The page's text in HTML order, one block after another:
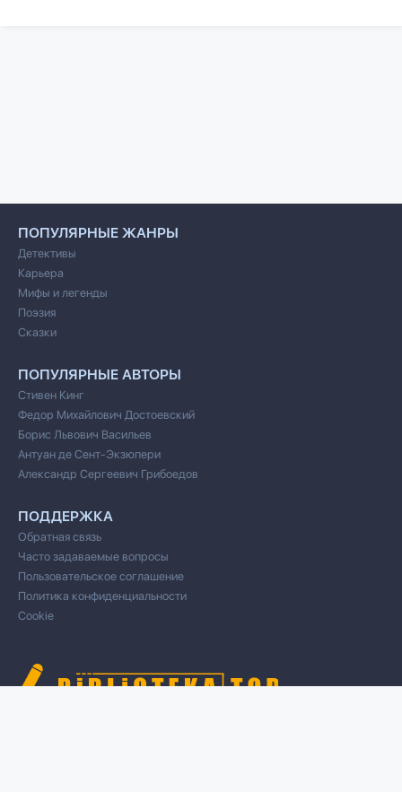
ПОПУЛЯРНЫЕ ЖАНРЫ
Детективы
Карьера
Мифы и легенды
Поэзия
Сказки
ПОПУЛЯРНЫЕ АВТОРЫ
Стивен Кинг
Федор Михайлович Достоевский
Борис Львович Васильев
Антуан де Сент-Экзюпери
Александр Сергеевич Грибоедов
ПОДДЕРЖКА
Обратная связь
Часто задаваемые вопросы
Пользовательское соглашение
Политика конфиденциальности
Cookie